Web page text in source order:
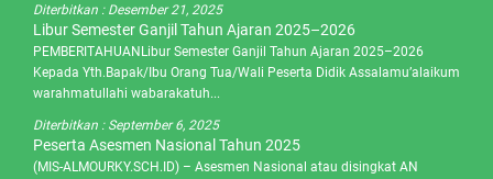
Diterbitkan : Desember 21, 2025
Libur Semester Ganjil Tahun Ajaran 2025–2026
PEMBERITAHUANLibur Semester Ganjil Tahun Ajaran 2025–2026
Kepada Yth.Bapak/Ibu Orang Tua/Wali Peserta Didik Assalamu’alaikum
warahmatullahi wabarakatuh...
Diterbitkan : September 6, 2025
Peserta Asesmen Nasional Tahun 2025
(MIS-ALMOURKY.SCH.ID) – Asesmen Nasional atau disingkat AN